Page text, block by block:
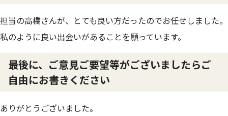
担当の高橋さんが、とても良い方だったのでお任せしました。
私のように良い出会いがあることを願っています。
最後に、ご意見ご要望等がございましたらご
自由にお書きください
ありがとうございました。